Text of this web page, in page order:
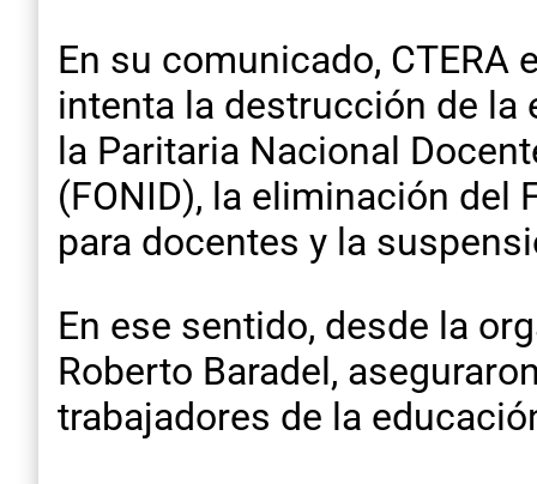
En su comunicado, CTERA
intenta la destrucción de la
la Paritaria Nacional
(FONID), la eliminación del
para docentes y la
En ese sentido, desde la
Roberto Baradel,
trabajadores de la